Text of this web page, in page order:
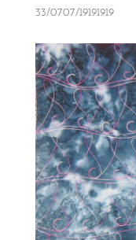
33/0707/19191919